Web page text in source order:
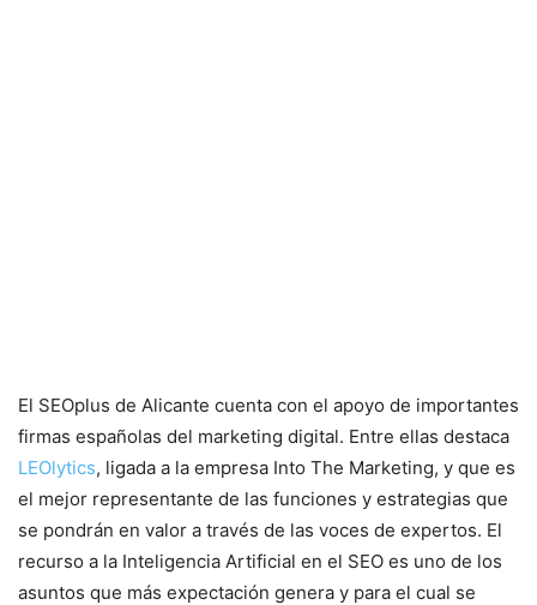
El SEOplus de Alicante cuenta con el apoyo de importantes
firmas españolas del marketing digital. Entre ellas destaca
LEOlytics, ligada a la empresa Into The Marketing, y que es
el mejor representante de las funciones y estrategias que
se pondrán en valor a través de las voces de expertos. El
recurso a la Inteligencia Artificial en el SEO es uno de los
asuntos que más expectación genera y para el cual se